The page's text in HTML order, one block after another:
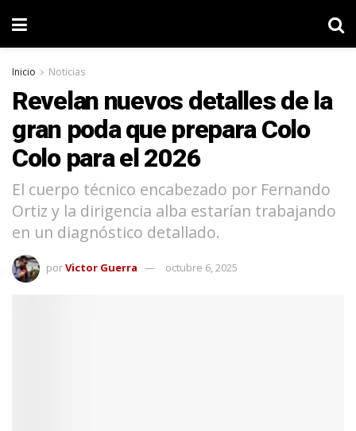
Inicio Noticias
Revelan nuevos detalles de la
gran poda que prepara Colo
Colo para el 2026
El cuerpo técnico encabezado por Fernando
Ortiz y la dirigencia alba estarían trabajando
en un diagnóstico detallado.
porVictor Guerra octubre 6, 2025